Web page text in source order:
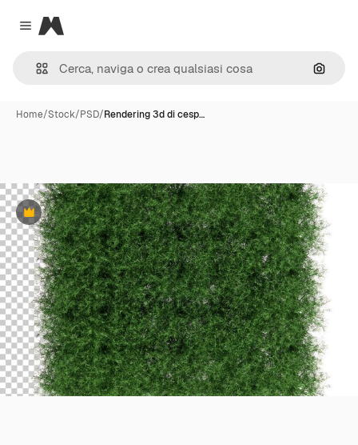
Close menu
Magnific
Cerca
Home/Stock/PSD/Rendering 3d di cesp…
Premium